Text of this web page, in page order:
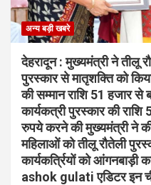
अन्य बड़ी खबरे
देहरादून : मुख्यमंत्री ने तीलू
पुरस्कार से मातृशक्ति को
की सम्मान राशि 51 हजार
कार्यकत्री पुरस्कार की
रुपये करने की मुख्यमंत्री ने
महिलाओं को तीलू रौतेली
कार्यकर्त्रियों को आंगनबाड़ी
ashok gulati एडिटर इन